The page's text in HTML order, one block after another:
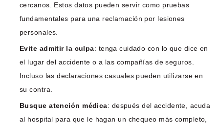
cercanos. Estos datos pueden servir como pruebas
fundamentales para una reclamación por lesiones
personales.
Evite admitir la culpa: tenga cuidado con lo que dice en
el lugar del accidente o a las compañías de seguros.
Incluso las declaraciones casuales pueden utilizarse en
su contra.
Busque atención médica: después del accidente, acuda
al hospital para que le hagan un chequeo más completo,